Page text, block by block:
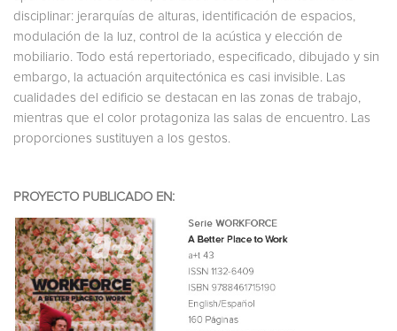
disciplinar: jerarquías de alturas, identificación de espacios,
modulación de la luz, control de la acústica y elección de
mobiliario. Todo está repertoriado, especificado, dibujado y sin
embargo, la actuación arquitectónica es casi invisible. Las
cualidades del edificio se destacan en las zonas de trabajo,
mientras que el color protagoniza las salas de encuentro. Las
proporciones sustituyen a los gestos.
PROYECTO PUBLICADO EN: